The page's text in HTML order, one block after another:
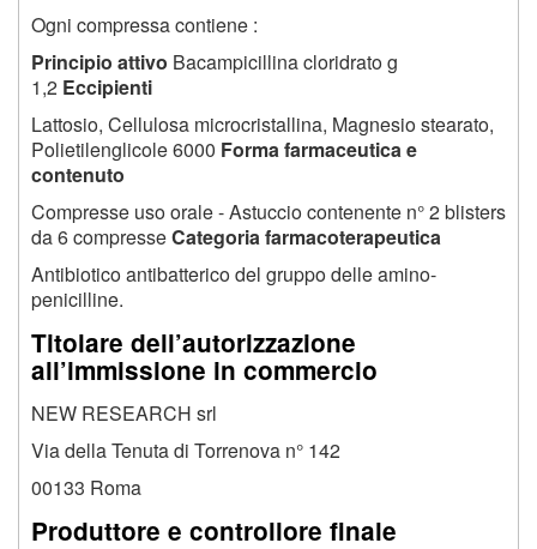
Ogni compressa contiene :
Principio attivo Bacampicillina cloridrato g
1,2 Eccipienti
Lattosio, Cellulosa microcristallina, Magnesio stearato,
Polietilenglicole 6000 Forma farmaceutica e
contenuto
Compresse uso orale - Astuccio contenente n° 2 blisters
da 6 compresseCategoria farmacoterapeutica
Antibiotico antibatterico del gruppo delle amino-
penicilline.
Titolare dell’autorizzazione
all’immissione in commercio
NEW RESEARCH srl
Via della Tenuta di Torrenova n° 142
00133 Roma
Produttore e controllore finale